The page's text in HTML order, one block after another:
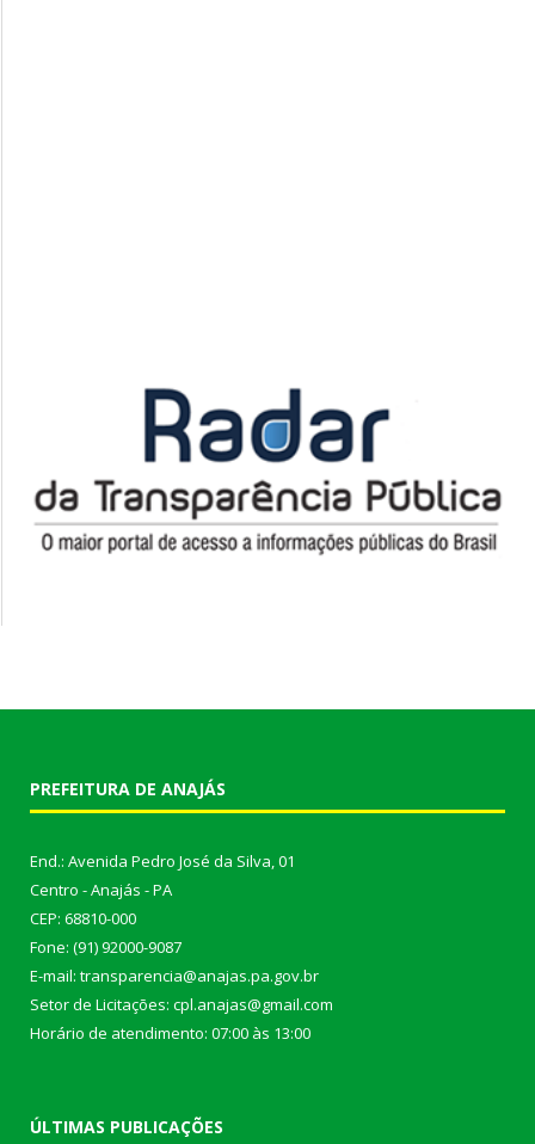
PREFEITURA DE ANAJÁS
End.: Avenida Pedro José da Silva, 01
Centro - Anajás - PA
CEP: 68810-000
Fone: (91) 92000-9087
E-mail: transparencia@anajas.pa.gov.br
Setor de Licitações: cpl.anajas@gmail.com
Horário de atendimento: 07:00 às 13:00
ÚLTIMAS PUBLICAÇÕES